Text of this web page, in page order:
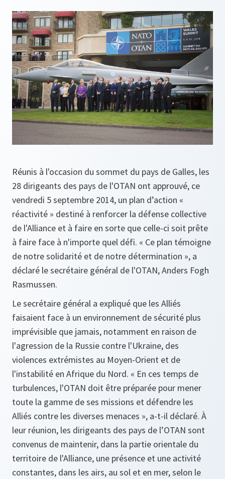
Réunis à l'occasion du sommet du pays de Galles, les
28 dirigeants des pays de l'OTAN ont approuvé, ce
vendredi 5 septembre 2014, un plan d’action «
réactivité » destiné à renforcer la défense collective
de l'Alliance et à faire en sorte que celle-ci soit prête
à faire face à n'importe quel défi. « Ce plan témoigne
de notre solidarité et de notre détermination », a
déclaré le secrétaire général de l'OTAN, Anders Fogh
Rasmussen.
Le secrétaire général a expliqué que les Alliés
faisaient face à un environnement de sécurité plus
imprévisible que jamais, notamment en raison de
l'agression de la Russie contre l'Ukraine, des
violences extrémistes au Moyen-Orient et de
l'instabilité en Afrique du Nord. « En ces temps de
turbulences, l'OTAN doit être préparée pour mener
toute la gamme de ses missions et défendre les
Alliés contre les diverses menaces », a-t-il déclaré. À
leur réunion, les dirigeants des pays de l’OTAN sont
convenus de maintenir, dans la partie orientale du
territoire de l'Alliance, une présence et une activité
constantes, dans les airs, au sol et en mer, selon le